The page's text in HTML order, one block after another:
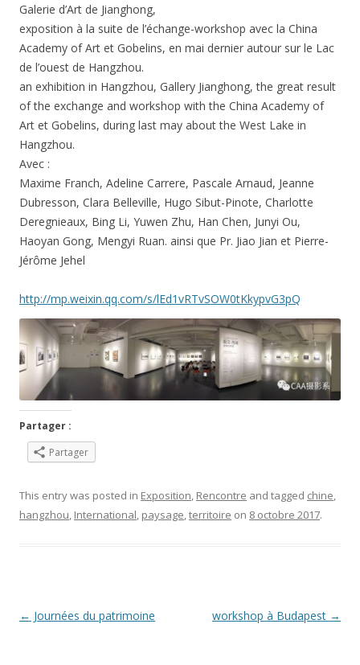
Galerie d’Art de Jianghong,
exposition à la suite de l’échange-workshop avec la China
Academy of Art et Gobelins, en mai dernier autour sur le Lac
de l’ouest de Hangzhou.
an exhibition in Hangzhou, Gallery Jianghong, the great result
of the exchange and workshop with the China Academy of
Art et Gobelins, during last may about the West Lake in
Hangzhou.
Avec :
Maxime Franch, Adeline Carrere, Pascale Arnaud, Jeanne
Dubresson, Clara Belleville, Hugo Sibut-Pinote, Charlotte
Deregnieaux, Bing Li, Yuwen Zhu, Han Chen, Junyi Ou,
Haoyan Gong, Mengyi Ruan. ainsi que Pr. Jiao Jian et Pierre-
Jérôme Jehel
http://mp.weixin.qq.com/s/lEd1vRTvSOW0tKkypvG3pQ
Partager :
Partager
This entry was posted in Exposition Rencontre and tagged chine
hangzhou International paysage territoire on 8 octobre 2017.
Post navigation
← Journées du patrimoine workshop à Budapest →